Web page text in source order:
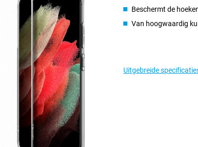
Beschermt de
Van hoogwaardig
Uitgebreide